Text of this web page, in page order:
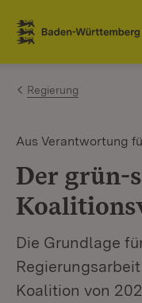
Zum Inhalt
Link zur Startseite
Regierung
Aus Verantwortung
Der grün-
Die Grundlage
Koalition von